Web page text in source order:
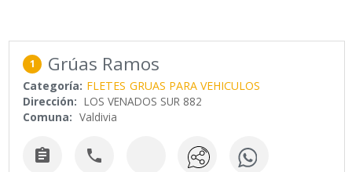
1 Grúas Ramos
Categoría: FLETES GRUAS PARA VEHICULOS
Dirección: LOS VENADOS SUR 882
Comuna: Valdivia
 